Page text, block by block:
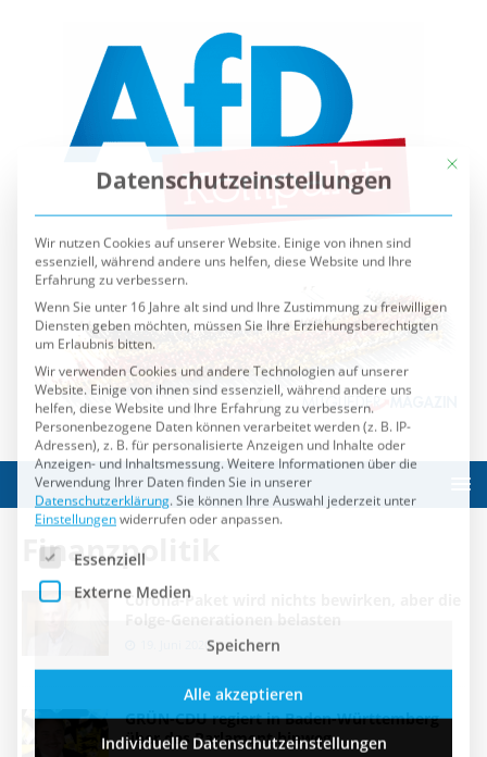
Finanzpolitik
Corona-Paket wird nichts bewirken, aber die
Folge-Generationen belasten
19. Juni 2020
GRÜN-CDU regiert in Baden-Württemberg
über das Parlament hinweg
Datenschutzeinstellungen
Wir nutzen Cookies auf unserer Website. Einige von ihnen sind
essenziell, während andere uns helfen, diese Website und Ihre
Wenn Sie unter 16 Jahre alt sind und Ihre Zustimmung zu freiwilligen
Wir verwenden Cookies und andere Technologien auf unserer
Website. Einige von ihnen sind essenziell, während andere uns
helfen, diese Website und Ihre Erfahrung zu verbessern.
Personenbezogene Daten können verarbeitet werden (z. B. IP-
Adressen), z. B. für personalisierte Anzeigen und Inhalte oder
Anzeigen- und Inhaltsmessung.
Verwendung Ihrer Daten finden Sie in unserer
Datenschutzerklärung. Sie können Ihre Auswahl jederzeit unter
Einstellungenwiderrufen oder anpassen.
Es folgt eine Liste der Service-Gruppen, für die eine
Essenziell
Externe Medien
Speichern
Individuelle Datenschutzeinstellungen
Datenschutzerklärung